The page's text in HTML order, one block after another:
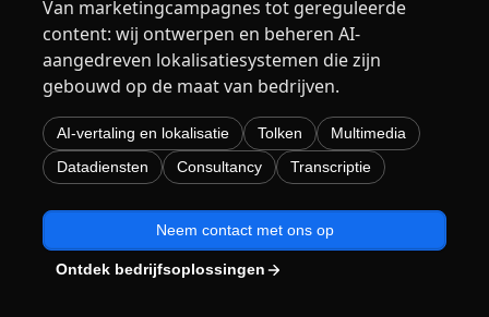
Productie / Maakindustrie
Financiën
Juridisch
Publieke Instellingen
Defensie & Veiligheid
Ontmoet Lia
Snelle, slimme en schaalbare AI-vertaling
Van marketingcampagnes tot gereguleerde
content: wij ontwerpen en beheren AI-
aangedreven lokalisatiesystemen die zijn
gebouwd op de maat van bedrijven.
AI-vertaling en lokalisatie Tolken
Multimedia
Datadiensten
Consultancy Transcriptie
Neem contact met ons op
Ontdek bedrijfsoplossingen